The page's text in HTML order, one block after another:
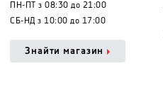
ПН-ПТ з 08:30 до 21:00
СБ-НД з 10:00 до 17:00
Знайти магазин